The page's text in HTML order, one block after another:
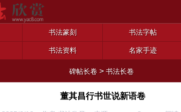
书法篆刻 书法字帖
书法资料 名家手迹
碑帖长卷 >书法长卷
董其昌行书世说新语卷